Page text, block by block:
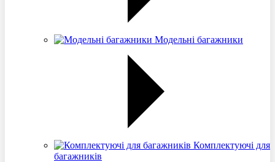
Модельні багажники
Комплектуючі для
багажників